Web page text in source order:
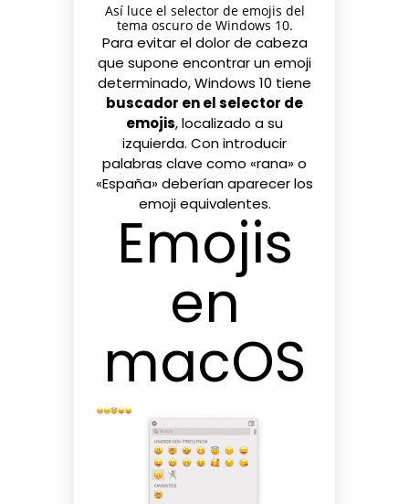
Así luce el selector de emojis del
tema oscuro de Windows 10.
Para evitar el dolor de cabeza
que supone encontrar un emoji
determinado, Windows 10 tiene
buscador en el selector de
emojis, localizado a su
izquierda. Con introducir
palabras clave como «rana» o
«España» deberían aparecer los
emoji equivalentes.
Emojis
en
macOS